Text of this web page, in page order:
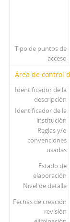
104
105
106
108
109
110
111
CH -
JW -
Tipo de puntos de
acceso
Área de control
Identificador de la
descripción
Identificador de la
institución
Reglas y/o
convenciones
usadas
Estado de
elaboración
Nivel de detalle
Fechas de creación
revisión